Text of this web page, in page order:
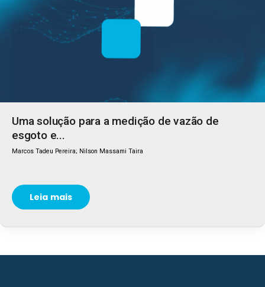
Uma solução para a medição de vazão de
esgoto e...
Marcos Tadeu Pereira; Nilson Massami Taira
Leia mais